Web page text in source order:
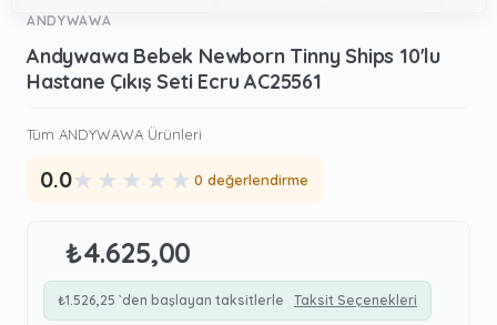
ANDYWAWA
Andywawa Bebek Newborn Tinny Ships 10'lu
Hastane Çıkış Seti Ecru AC25561
Tüm ANDYWAWA Ürünleri
0.0★ ★ ★ ★ ★ 0 değerlendirme
₺4.625,00
₺1.526,25 `den başlayan taksitlerle Taksit Seçenekleri